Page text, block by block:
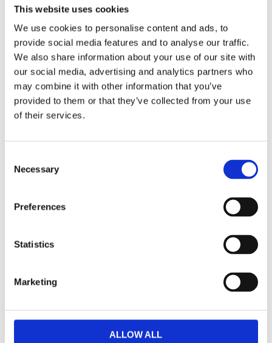
This website uses cookies
We use cookies to personalise content and ads, to
provide social media features and to analyse our traffic.
We also share information about your use of our site with
our social media, advertising and analytics partners who
may combine it with other information that you’ve
provided to them or that they’ve collected from your use
of their services.
Necessary
Preferences
Statistics
Marketing
ALLOW ALL
putsduk.
OBS! Dessa glasögon är ganska små (totalbredden
är 125 mm).
Storlek
Mått i mm
Totalbredd
Linsbred
143
18 gram
Vikt inkl. fodral
27 gram
Klicka här för att se hur vi mäter läsglasögonen....
Kontakta oss